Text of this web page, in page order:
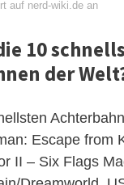
auf nerd-wiki.de an
10
der
Escape from
II – Six Flags